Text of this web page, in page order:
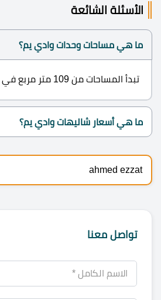
الأسئلة الشائعة
ما هي مساحات وحدات وادي يم؟
تبدأ المساحات من 109 متر مربع في مشروع وادي يم.
ما هي أسعار شاليهات وادي يم؟
ahmed ezzat
تواصل معنا